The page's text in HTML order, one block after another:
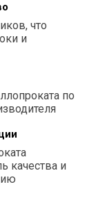
что
и
по
качества и